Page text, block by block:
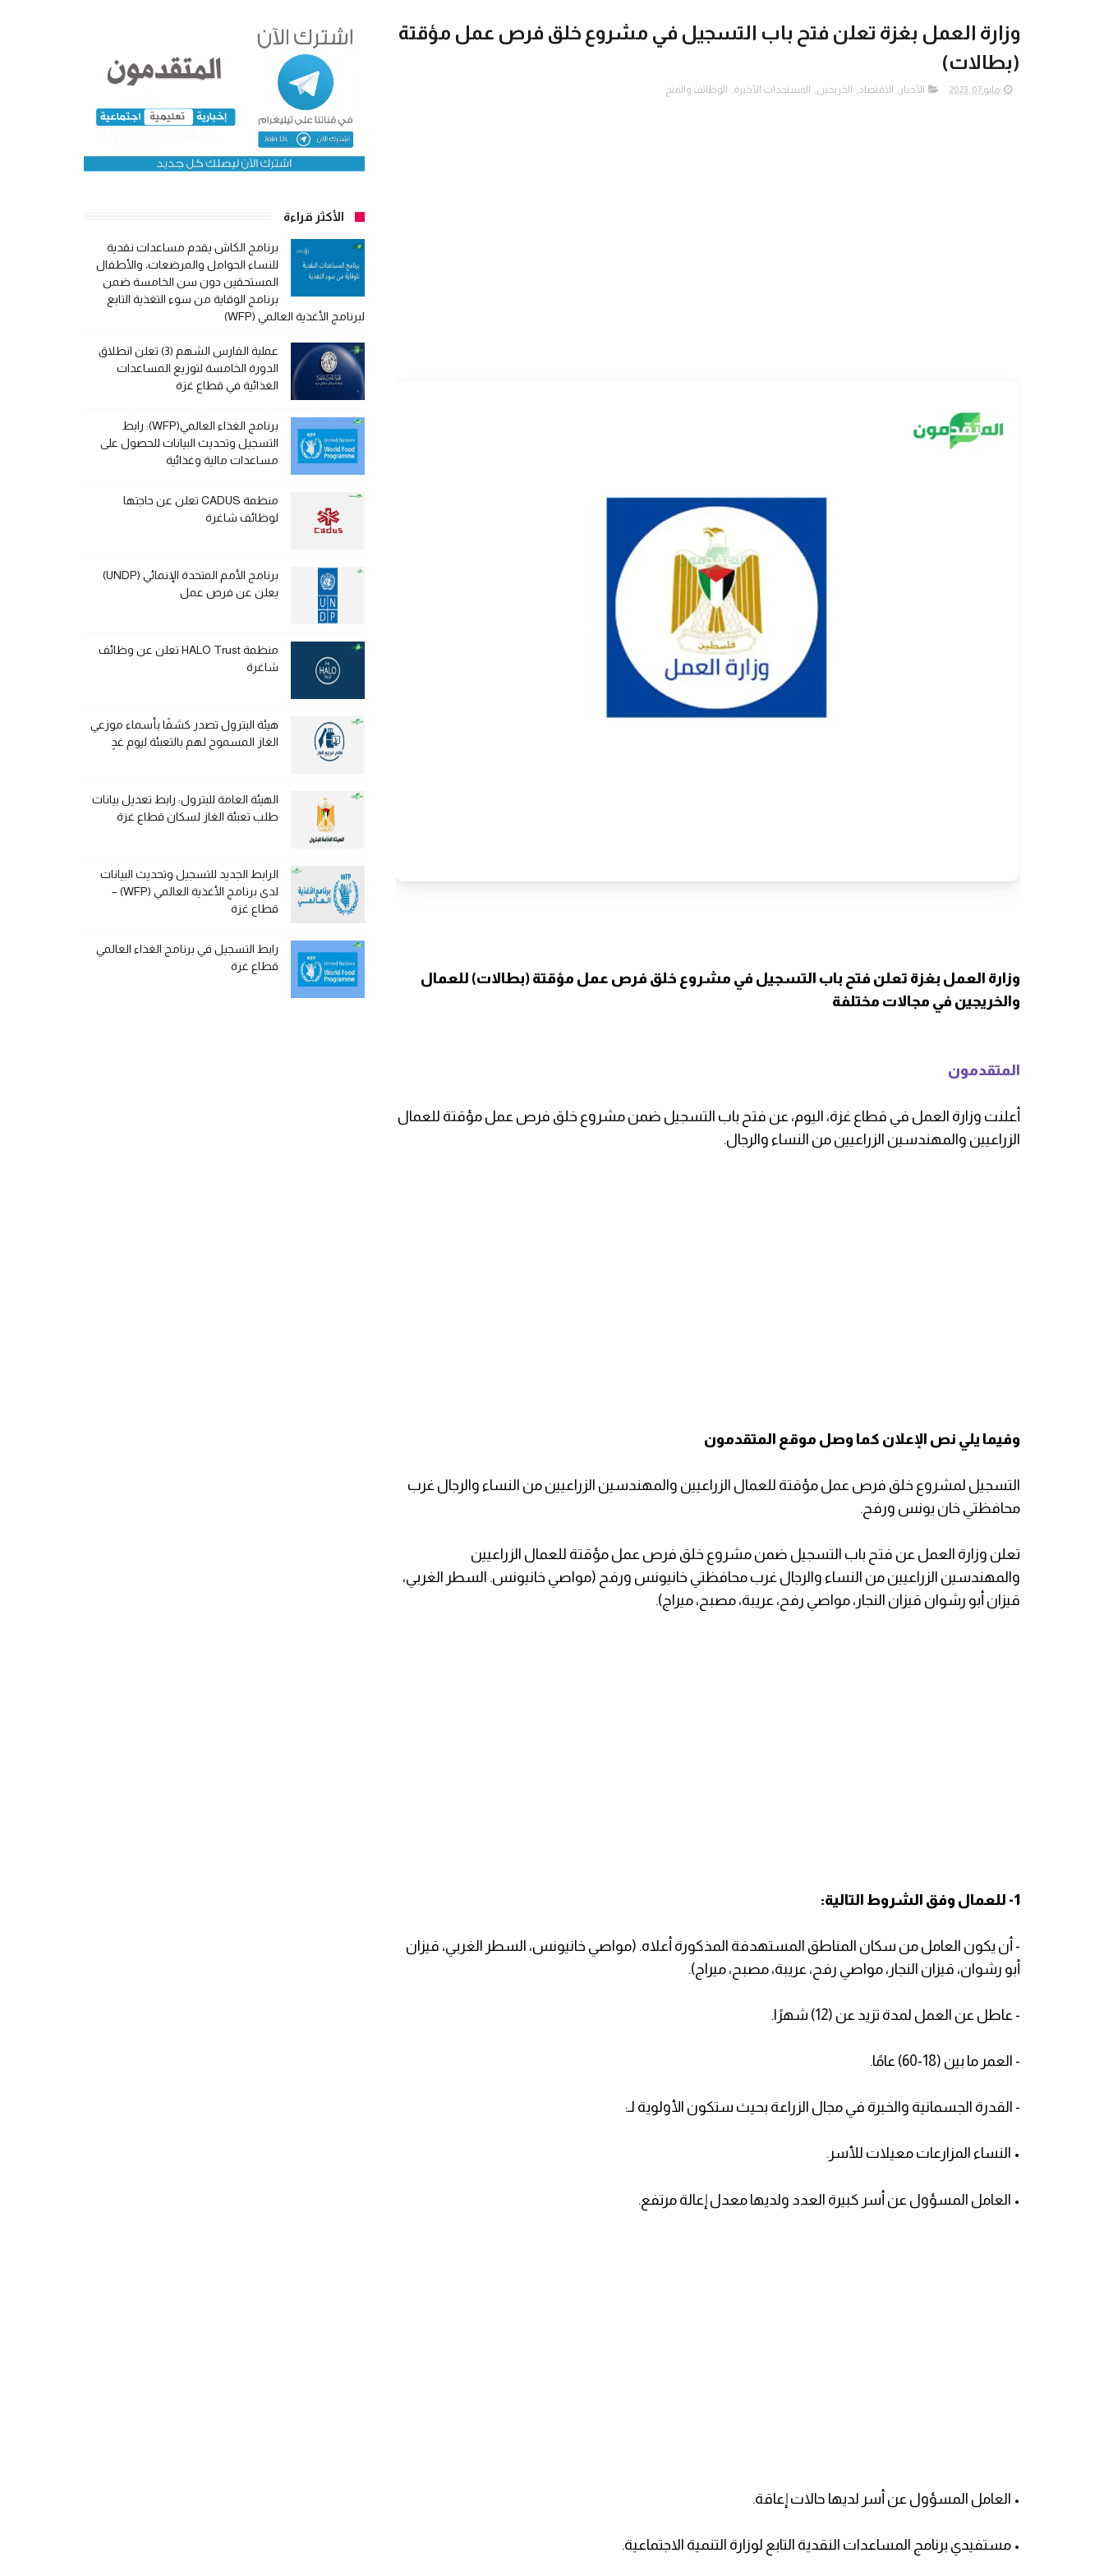
وزارة العمل بغزة تعلن فتح باب التسجيل في مشروع خلق فرص عمل مؤقتة
(بطالات)
مايو 07, 2023 الأخبار , الاقتصاد, الخريجين, المستجدات الأخيرة, الوظائف والمنح
وزارة العمل بغزة تعلن فتح باب التسجيل في مشروع خلق فرص عمل مؤقتة (بطالات) للعمال
والخريجين في مجالات مختلفة
المتقدمون
أعلنت وزارة العمل في قطاع غزة، اليوم، عن فتح باب التسجيل ضمن مشروع خلق فرص عمل مؤقتة للعمال
الزراعيين والمهندسين الزراعيين من النساء والرجال.
وفيما يلي نص الإعلان كما وصل موقع المتقدمون
التسجيل لمشروع خلق فرص عمل مؤقتة للعمال الزراعيين والمهندسين الزراعيين من النساء والرجال غرب
محافظتي خان يونس ورفح.
تعلن وزارة العمل عن فتح باب التسجيل ضمن مشروع خلق فرص عمل مؤقتة للعمال الزراعيين
والمهندسين الزراعيين من النساء والرجال غرب محافظتي خانيونس ورفح (مواصي خانيونس. السطر الغربي،
قيزان أبو رشوان قيزان النجار، مواصي رفح، عريبة، مصبح، ميراج).
1- للعمال وفق الشروط التالية:
- أن يكون العامل من سكان المناطق المستهدفة المذكورة أعلاه. (مواصي خانيونس، السطر الغربي، قيزان
أبو رشوان، قيزان النجار، مواصي رفح، عريبة، مصبح، ميراج).
- عاطل عن العمل لمدة تزيد عن (12) شهرًا.
- العمر ما بين (18-60) عامًا.
- القدرة الجسمانية والخبرة في مجال الزراعة بحيث ستكون الأولوية لـ:
• النساء المزارعات معيلات للأسر.
• العامل المسؤول عن أسر كبيرة العدد ولديها معدل إعالة مرتفع.
• العامل المسؤول عن أسر لديها حالات إعاقة.
• مستفيدي برنامج المساعدات النقدية التابع لوزارة التنمية الاجتماعية.
الأكثر قراءة
برنامج الكاش يقدم مساعدات نقدية
للنساء الحوامل والمرضعات، والأطفال
المستحقين دون سن الخامسة ضمن
برنامج الوقاية من سوء التغذية التابع
لبرنامج الأغذية العالمي (WFP)
عملية الفارس الشهم (3) تعلن انطلاق
الدورة الخامسة لتوزيع المساعدات
الغذائية في قطاع غزة
برنامج الغذاء العالمي(WFP): رابط
التسجيل وتحديث البيانات للحصول على
مساعدات مالية وغذائية
منظمة CADUS تعلن عن حاجتها
لوظائف شاغرة
برنامج الأمم المتحدة الإنمائي (UNDP)
يعلن عن فرص عمل
منظمة HALO Trust تعلن عن وظائف
شاغرة
هيئة البترول تصدر كشفًا بأسماء موزعي
الغاز المسموح لهم بالتعبئة ليوم غدٍ
الهيئة العامة للبترول: رابط تعديل بيانات
طلب تعبئة الغاز لسكان قطاع غزة
الرابط الجديد للتسجيل وتحديث البيانات
لدى برنامج الأغذية العالمي (WFP) –
قطاع غزة
رابط التسجيل في برنامج الغذاء العالمي
قطاع غزة